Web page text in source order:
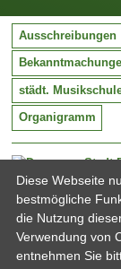
Stadt
32683
Tel:
Ausschreibungen
städt.
Organigramm
Diese Webseite
bestmögliche
die Nutzung
Verwendung von
entnehmen Sie